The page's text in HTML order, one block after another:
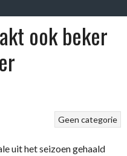
ook beker
Geen categorie
uit het seizoen gehaald